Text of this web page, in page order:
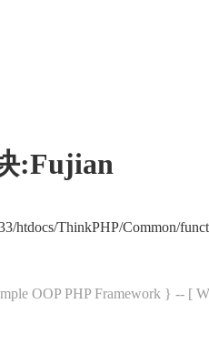
:Fujian
htdocs/ThinkPHP/Common/
OOP PHP Framework } -- [